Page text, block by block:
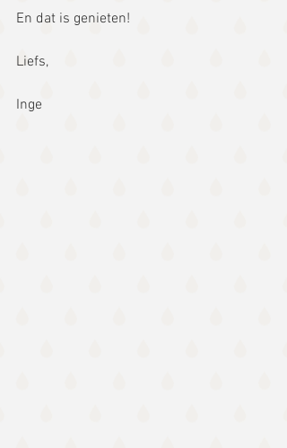
En dat is genieten!
Liefs,
Inge